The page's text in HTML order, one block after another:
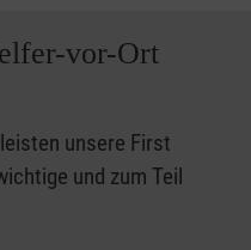
vor-Ort
unsere First
und zum Teil